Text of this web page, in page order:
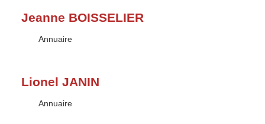
Jeanne BOISSELIER
Type :
Annuaire
Lionel JANIN
Type :
Annuaire